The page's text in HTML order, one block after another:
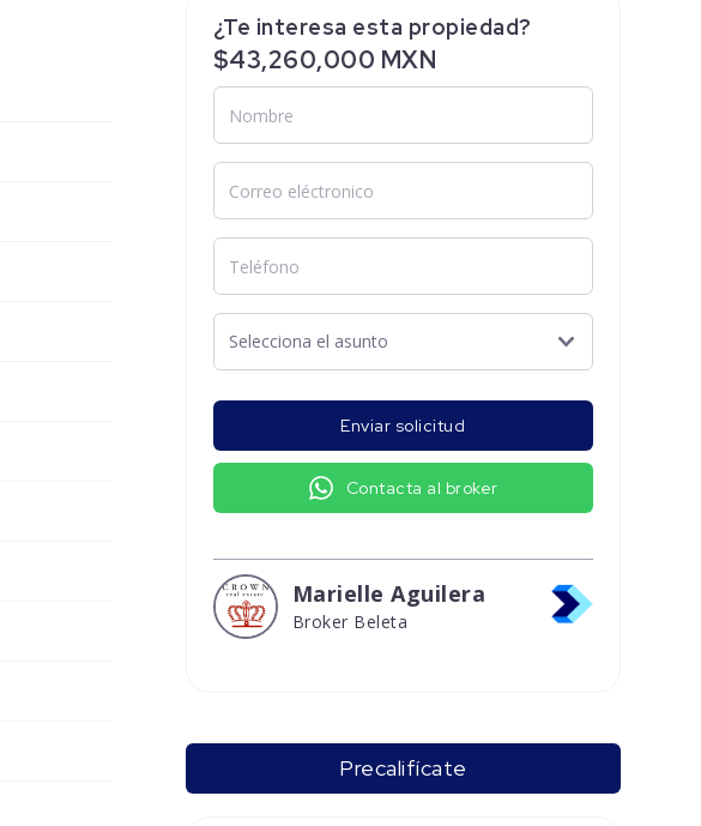
¿Te interesa esta propiedad?
$43,260,000 MXN
Enviar solicitud
Contacta al broker
Marielle Aguilera
Broker Beleta
Precalifícate